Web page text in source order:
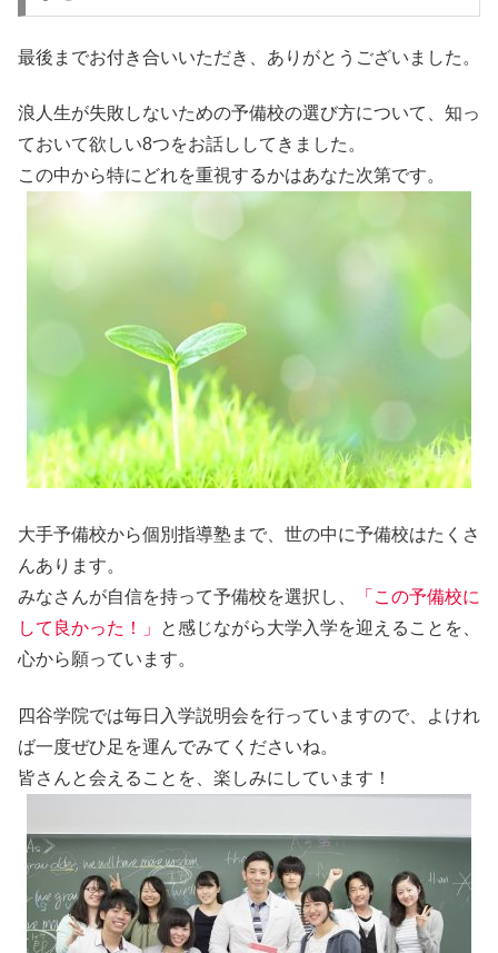
最後までお付き合いいただき、ありがとうございました。
浪人生が失敗しないための予備校の選び方について、知っ
ておいて欲しい8つをお話ししてきました。
この中から特にどれを重視するかはあなた次第です。
大手予備校から個別指導塾まで、世の中に予備校はたくさ
んあります。
みなさんが自信を持って予備校を選択し、
「この予備校に
して良かった！」
と感じながら大学入学を迎えることを、
心から願っています。
四谷学院では毎日入学説明会を行っていますので、よけれ
ば一度ぜひ足を運んでみてくださいね。
皆さんと会えることを、楽しみにしています！